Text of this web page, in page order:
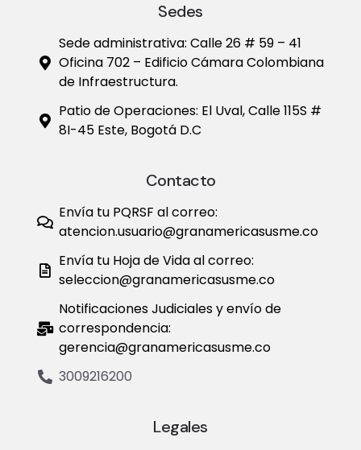
Sedes
Sede administrativa: Calle 26 # 59 – 41
Oficina 702 – Edificio Cámara Colombiana
de Infraestructura.
Patio de Operaciones: El Uval, Calle 115S #
8I-45 Este, Bogotá D.C
Contacto
Envía tu PQRSF al correo:
atencion.usuario@granamericasusme.co
Envía tu Hoja de Vida al correo:
seleccion@granamericasusme.co
Notificaciones Judiciales y envío de
correspondencia:
gerencia@granamericasusme.co
3009216200
Legales